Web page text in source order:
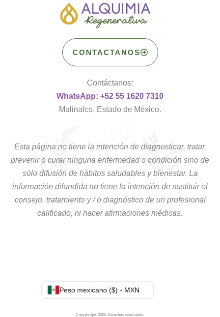
CONTACTANOS
Contáctanos:
WhatsApp: +52 55 1620 7310
Malinalco, Estado de México.
Esta página no tiene la intención de diagnosticar, tratar,
prevenir o curar ninguna enfermedad o condición sino de
sólo difusión de hábitos saludables y bienestar. La
información difundida no tiene la intención de sustituir el
consejo, tratamiento y / o diagnóstico de un profesional
calificado, ni hacer afirmaciones médicas.
Peso mexicano ($) - MXN
Copyghright. 2026. Derechos reservados.